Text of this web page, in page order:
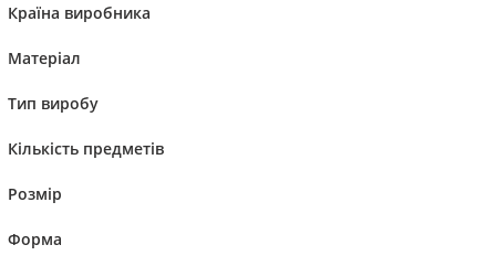
Країна виробника
Матеріал
Тип виробу
Кількість предметів
Розмір
Форма